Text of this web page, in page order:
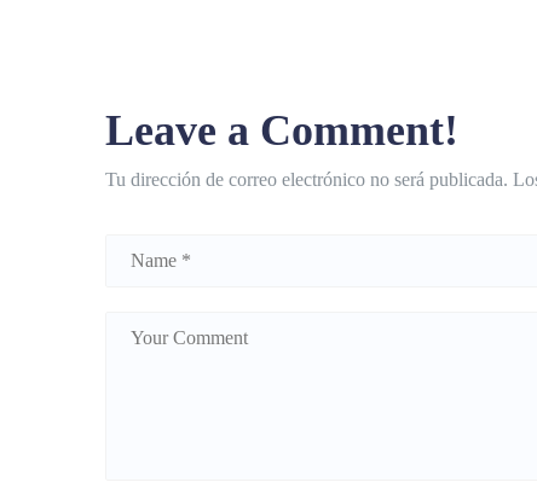
Leave a Comment!
Tu dirección de correo electrónico no será publicada.